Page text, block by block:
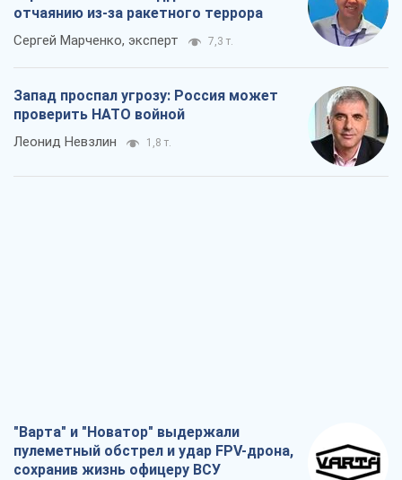
отчаянию из-за ракетного террора
Сергей Марченко, эксперт 7,3 т.
Запад проспал угрозу: Россия может
проверить НАТО войной
Леонид Невзлин 1,8 т.
"Варта" и "Новатор" выдержали
пулеметный обстрел и удар FPV-дрона,
сохранив жизнь офицеру ВСУ